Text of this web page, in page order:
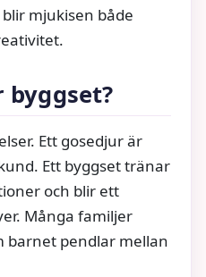
mjukisen både
byggset?
Ett gosedjur är
Ett byggset tränar
och blir ett
Många familjer
barnet pendlar mellan